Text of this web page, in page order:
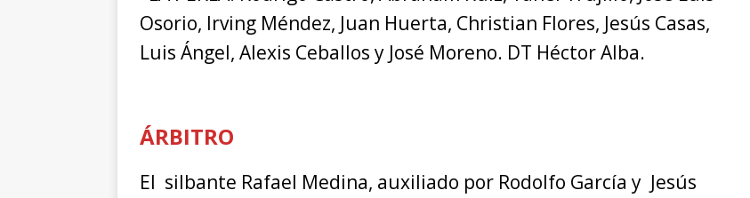
Osorio, Irving Méndez, Juan Huerta, Christian Flores, Jesús Casas,
Luis Ángel, Alexis Ceballos y José Moreno. DT Héctor Alba.
ÁRBITRO
El silbante Rafael Medina, auxiliado por Rodolfo García y Jesús